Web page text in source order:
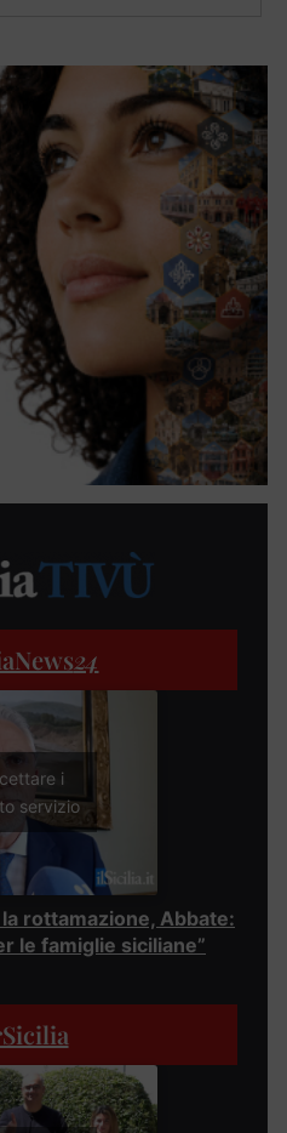
24
i
servizio
la rottamazione, Abbate:
le famiglie siciliane”